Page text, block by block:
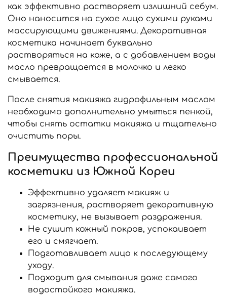
как эффективно растворяет излишний себум.
Оно наносится на сухое лицо сухими руками
массирующими движениями. Декоративная
косметика начинает буквально
растворяться на коже, а с добавлением воды
масло превращается в молочко и легко
смывается.
После снятия макияжа гидрофильным маслом
необходимо дополнительно умыться пенкой,
чтобы снять остатки макияжа и тщательно
очистить поры.
Преимущества профессиональной
косметики из Южной Кореи
Эффективно удаляет макияж и
загрязнения, растворяет декоративную
косметику, не вызывает раздражения.
Не сушит кожный покров, успокаивает
его и смягчает.
Подготавливает лицо к последующему
уходу.
Подходит для смывания даже самого
водостойкого макияжа.